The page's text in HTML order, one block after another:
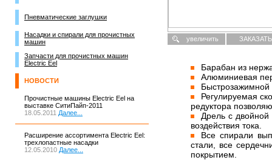
Пневматические заглушки
Насадки и спирали для прочистных
машин
Запчасти для прочистных машин
Electric Eel
НОВОСТИ
Прочистные машины Electric Eel на
выставке СитиПайп-2011
18.05.2011 Далее...
Расширение ассортимента Electric Eel:
трехлопастные насадки
12.05.2010 Далее...
увеличить ЗАКАЗАТЬ
Барабан из
Алюминиевая
Быстрозажимной
Регулируемая
редуктора
Дрель с
воздействия тока.
Все спирали
стали, все
покрытием.